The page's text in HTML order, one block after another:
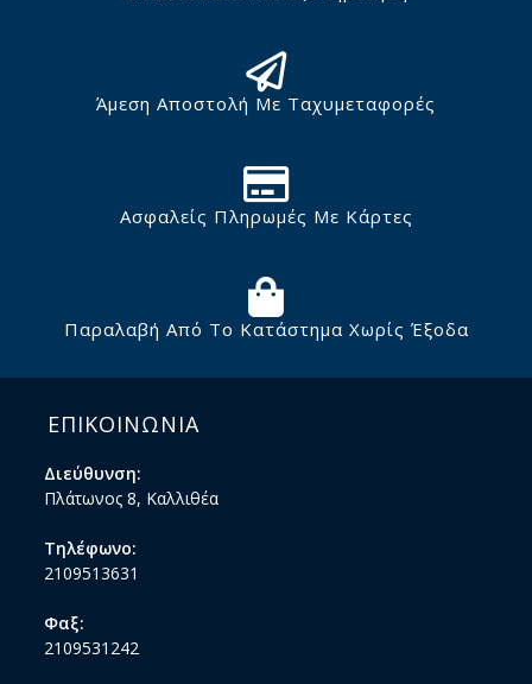
Άμεση Αποστολή Με Ταχυμεταφορές
Ασφαλείς Πληρωμές Με Κάρτες
Παραλαβή Από Το Κατάστημα Χωρίς Έξοδα
ΕΠΙΚΟΙΝΩΝΙΑ
Διεύθυνση:
Πλάτωνος 8, Καλλιθέα
Τηλέφωνο:
2109513631
Φαξ:
2109531242